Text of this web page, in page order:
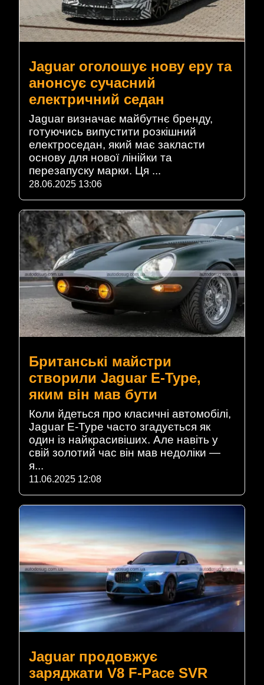
Jaguar оголошує нову еру та
анонсує сучасний
електричний седан
Jaguar визначає майбутнє бренду,
готуючись випустити розкішний
електроседан, який має закласти
основу для нової лінійки та
перезапуску марки. Ця ...
28.06.2025 13:06
Британські майстри
створили Jaguar E-Type,
яким він мав бути
Коли йдеться про класичні автомобілі,
Jaguar E-Type часто згадується як
один із найкрасивіших. Але навіть у
свій золотий час він мав недоліки —
я...
11.06.2025 12:08
Jaguar продовжує
заряджати V8 F-Pace SVR